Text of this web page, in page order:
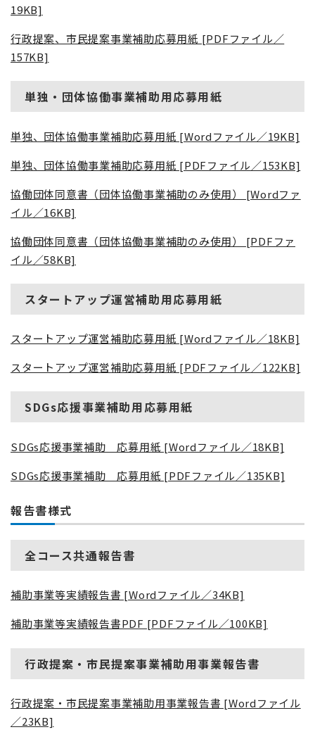
19KB]
行政提案、市民提案事業補助応募用紙 [PDFファイル／
157KB]
単独・団体協働事業補助用応募用紙
単独、団体協働事業補助応募用紙 [Wordファイル／19KB]
単独、団体協働事業補助応募用紙 [PDFファイル／153KB]
協働団体同意書（団体協働事業補助のみ使用） [Wordファ
イル／16KB]
協働団体同意書（団体協働事業補助のみ使用） [PDFファ
イル／58KB]
スタートアップ運営補助用応募用紙
スタートアップ運営補助応募用紙 [Wordファイル／18KB]
スタートアップ運営補助応募用紙 [PDFファイル／122KB]
SDGs応援事業補助用応募用紙
SDGs応援事業補助 応募用紙 [Wordファイル／18KB]
SDGs応援事業補助 応募用紙 [PDFファイル／135KB]
報告書様式
全コース共通報告書
補助事業等実績報告書 [Wordファイル／34KB]
補助事業等実績報告書PDF [PDFファイル／100KB]
行政提案・市民提案事業補助用事業報告書
行政提案・市民提案事業補助用事業報告書 [Wordファイル
／23KB]